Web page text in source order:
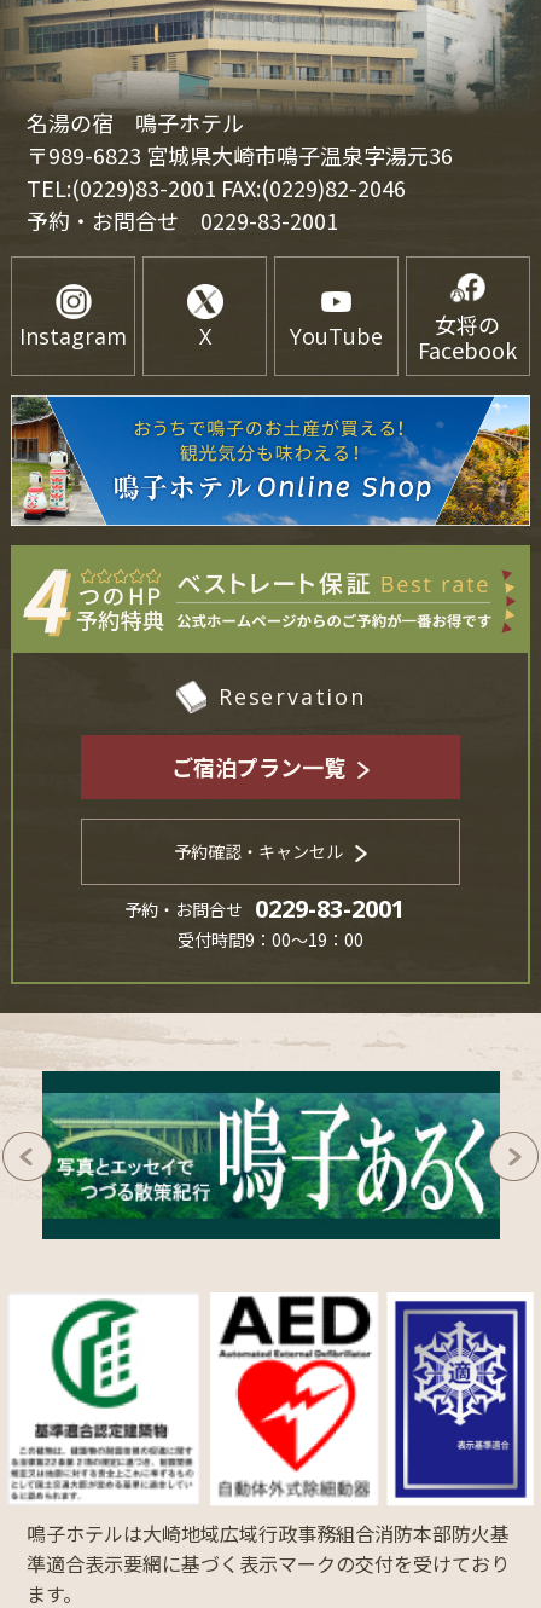
名湯の宿 鳴子ホテル
〒989-6823 宮城県大崎市鳴子温泉字湯元36
TEL:(0229)83-2001 FAX:(0229)82-2046
予約・お問合せ 0229-83-2001
Instagram X YouTube
女将の
Facebook
Reservation
ご宿泊プラン一覧
予約確認・キャンセル
予約・お問合せ 0229-83-2001
受付時間9：00～19：00
鳴子ホテルは大崎地域広域行政事務組合消防本部防火基
準適合表示要網に基づく表示マークの交付を受けており
ます。